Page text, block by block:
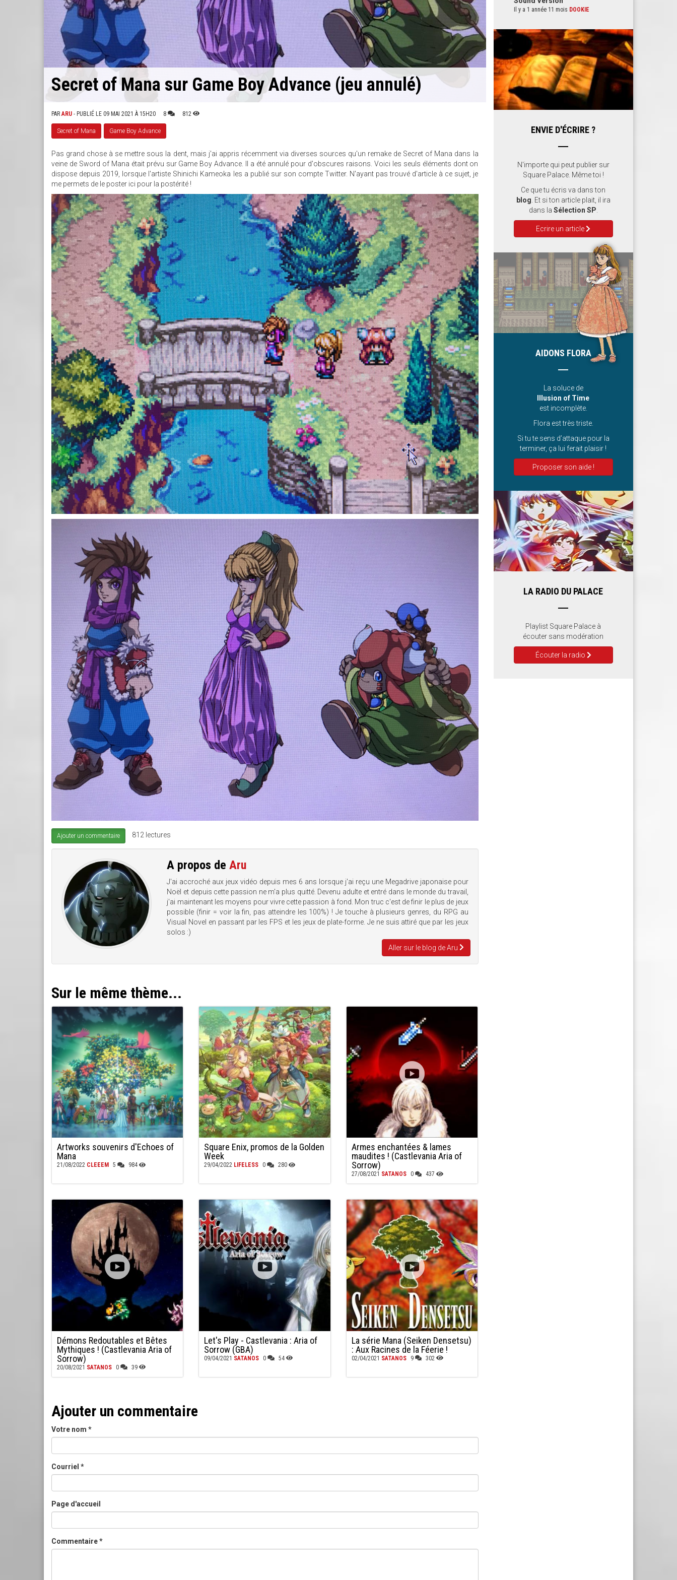
Secret of Mana sur Game Boy Advance (jeu annulé)
PAR ARU - PUBLIÉ LE 09 MAI 2021 À 15H20 8 812
Secret of Mana Game Boy Advance
Pas grand chose à se mettre sous la dent, mais j'ai appris récemment via diverses sources qu'un remake de Secret of Mana dans la
veine de Sword of Mana était prévu sur Game Boy Advance. Il a été annulé pour d'obscures raisons. Voici les seuls éléments dont on
dispose depuis 2019, lorsque l'artiste Shinichi Kameoka les a publié sur son compte Twitter. N'ayant pas trouvé d'article à ce sujet, je
me permets de le poster ici pour la postérité !
SCREENSHOT
SECRET
OF
MANA
GBA
MEDIA_DH-
CZFOVQAASYVC.JPG_NAMEORIG.JPG
Ajouter un commentaire 812 lectures
A propos deAru
J'ai accroché aux jeux vidéo depuis mes 6 ans lorsque j'ai reçu une Megadrive japonaise pour
Noël et depuis cette passion ne m'a plus quitté. Devenu adulte et entré dans le monde du travail,
j'ai maintenant les moyens pour vivre cette passion à fond. Mon truc c'est de finir le plus de jeux
possible (finir = voir la fin, pas atteindre les 100%) ! Je touche à plusieurs genres, du RPG au
Visual Novel en passant par les FPS et les jeux de plate-forme. Je ne suis attiré que par les jeux
solos :)
Aller sur le blog de Aru
Sur le même thème...
Artworks souvenirs d'Echoes of
Mana
21/08/2022 CLEEEM 5 984
Square Enix, promos de la Golden
Week
29/04/2022 LIFELESS 0 280
Armes enchantées & lames
maudites ! (Castlevania Aria of
Sorrow)
27/08/2021 SATANOS 0 437
Démons Redoutables et Bêtes
Mythiques ! (Castlevania Aria of
Sorrow)
20/08/2021 SATANOS 0 39
Let's Play - Castlevania : Aria of
Sorrow (GBA)
09/04/2021 SATANOS 0 54
La série Mana (Seiken Densetsu)
: Aux Racines de la Féerie !
02/04/2021 SATANOS 9 302
Ajouter un commentaire
Votre nom *
Courriel *
Page d'accueil
Commentaire*
Il y a 1 année 11 mois DOOKIE
ENVIE D'ÉCRIRE ?
N'importe qui peut publier sur
Square Palace. Même toi !
Ce que tu écris va dans ton
blog . Et si ton article plait, il ira
dans la Sélection SP
Ecrire un article
AIDONS FLORA
La soluce de
Illusion of Time
est incomplète.
Flora est très triste.
Si tu te sens d’attaque pour la
terminer, ça lui ferait plaisir !
Proposer son aide !
LA RADIO DU PALACE
Playlist Square Palace à
écouter sans modération
Écouter la radio